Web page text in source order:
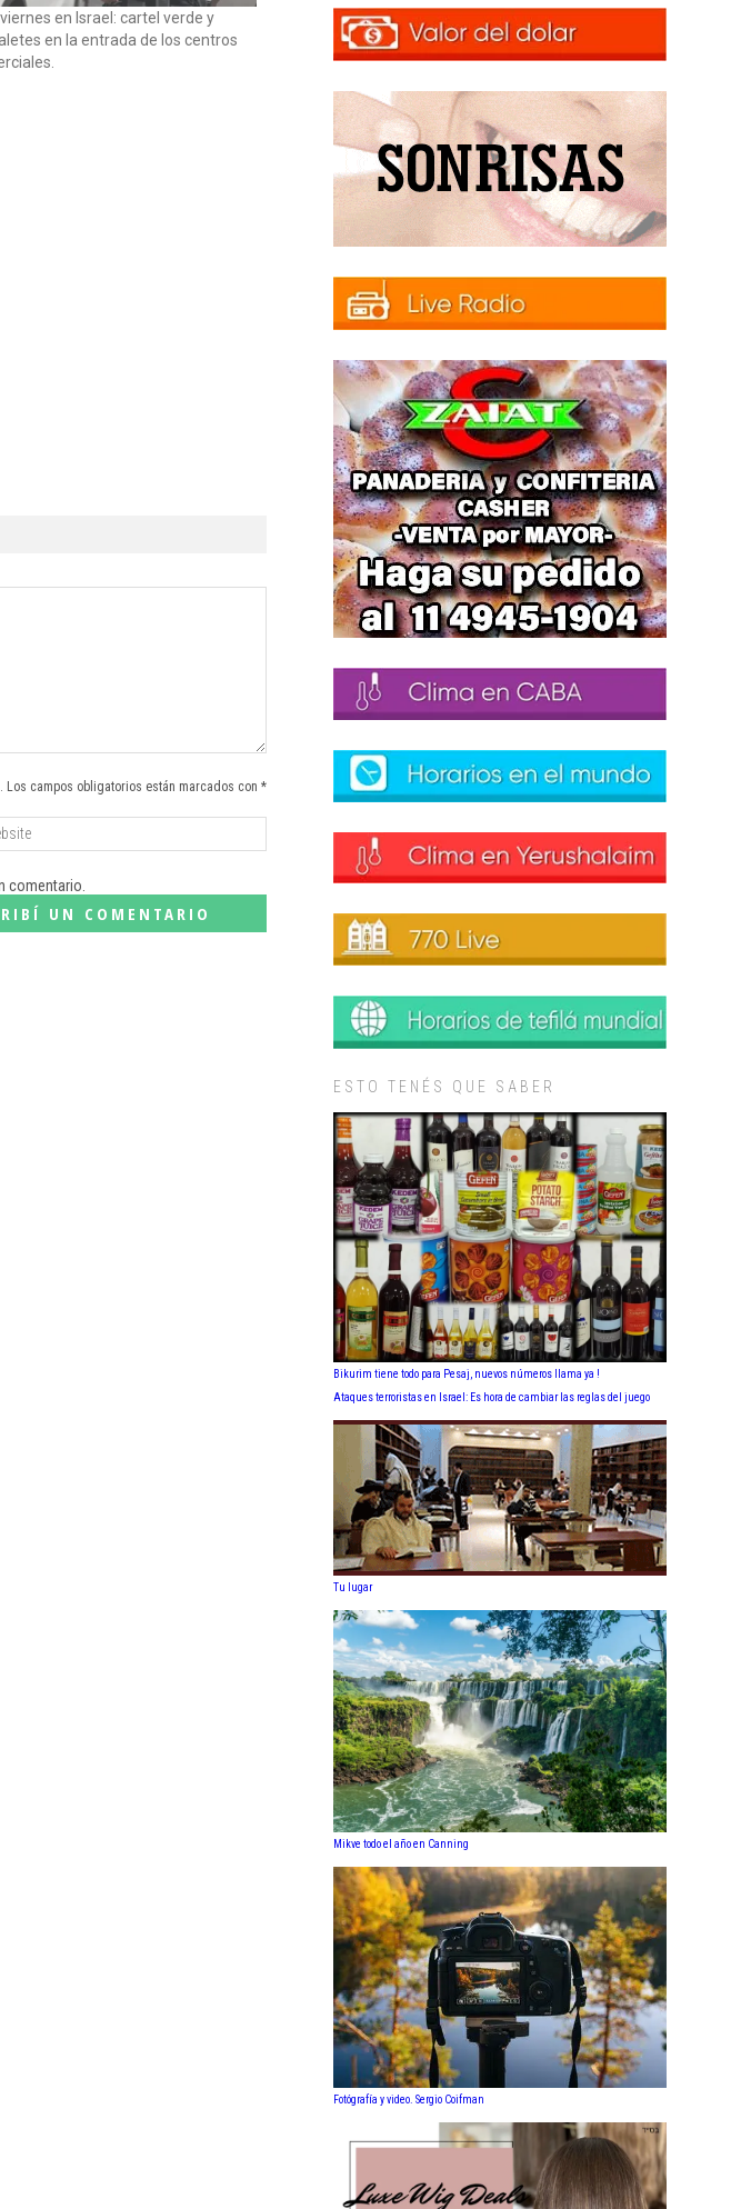
en Israel: cartel verde y
en la entrada de los centros
campos obligatorios están marcados con *
comentario.
ESTO TENÉS QUE SABER
Bikurim tiene todo para Pesaj, nuevos números llama ya !
Ataques terroristas en Israel: Es hora de cambiar las reglas del juego
Tu lugar
Mikve todo el año en Canning
Fotógrafía y video. Sergio Coifman